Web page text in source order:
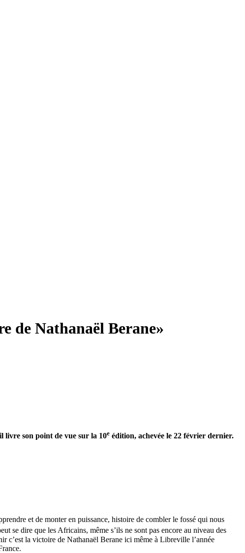
de Nathanaël Berane»
livre son point de vue sur la 10e édition, achevée le 22 février dernier.
et de monter en puissance, histoire de combler le fossé qui nous
se dire que les Africains, même s’ils ne sont pas encore au niveau des
c’est la victoire de Nathanaël Berane ici même à Libreville l’année